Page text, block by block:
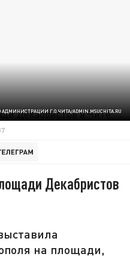
АДМИНИСТРАЦИИ Г.О.ЧИТА/ADMIN.MSUCHITA.RU
Декабристов
на площади,